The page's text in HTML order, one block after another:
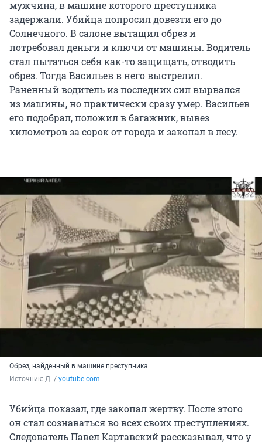
мужчина, в машине которого преступника
задержали. Убийца попросил довезти его до
Солнечного. В салоне вытащил обрез и
потребовал деньги и ключи от машины. Водитель
стал пытаться себя как-то защищать, отводить
обрез. Тогда Васильев в него выстрелил.
Раненный водитель из последних сил вырвался
из машины, но практически сразу умер. Васильев
его подобрал, положил в багажник, вывез
километров за сорок от города и закопал в лесу.
Обрез, найденный в машине преступника
Источник: Д. / youtube.com
Убийца показал, где закопал жертву. После этого
он стал сознаваться во всех своих преступлениях.
Следователь Павел Картавский рассказывал, что у